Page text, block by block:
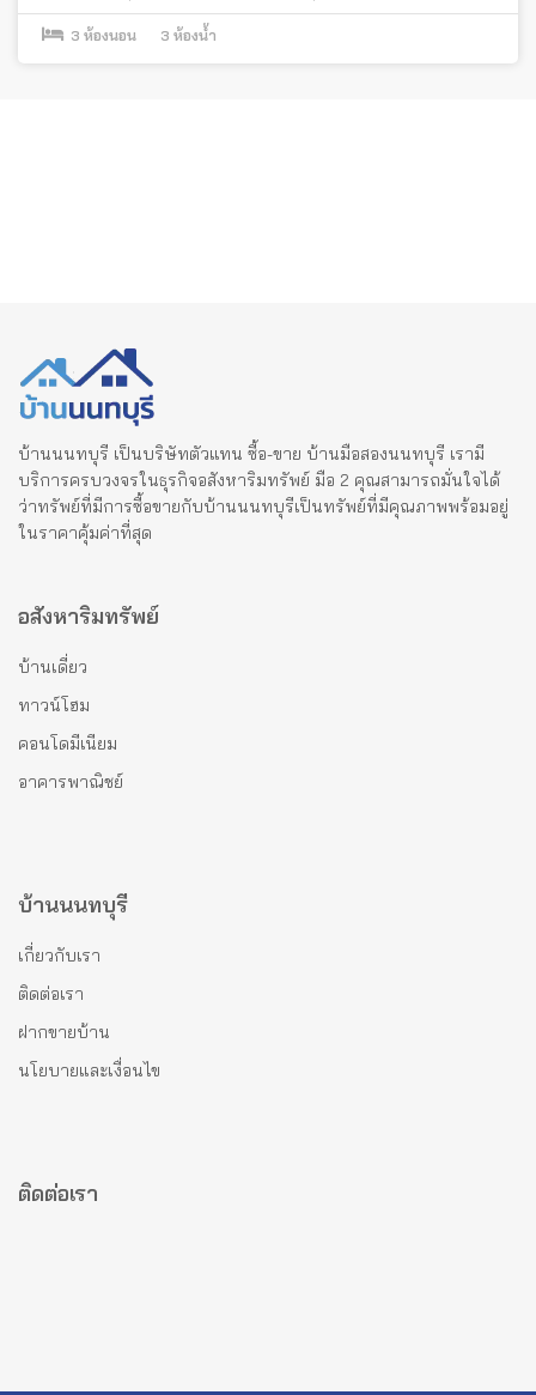
3 ห้องนอน 3 ห้องน้ำ
บ้านนนทบุรี เป็นบริษัทตัวแทน ซื้อ-ขาย บ้านมือสองนนทบุรี เรามี
บริการครบวงจรในธุรกิจอสังหาริมทรัพย์ มือ 2 คุณสามารถมั่นใจได้
ว่าทรัพย์ที่มีการซื้อขายกับบ้านนนทบุรีเป็นทรัพย์ที่มีคุณภาพพร้อมอยู่
ในราคาคุ้มค่าที่สุด
อสังหาริมทรัพย์
บ้านเดี่ยว
ทาวน์โฮม
คอนโดมีเนียม
อาคารพาณิชย์
บ้านนนทบุรี
เกี่ยวกับเรา
ติดต่อเรา
ฝากขายบ้าน
นโยบายและเงื่อนไข
ติดต่อเรา